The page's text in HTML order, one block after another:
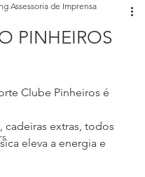
PINHEIROS
Assessoria de Imprensa
Clube Pinheiros é
extras, todos
eleva a energia e